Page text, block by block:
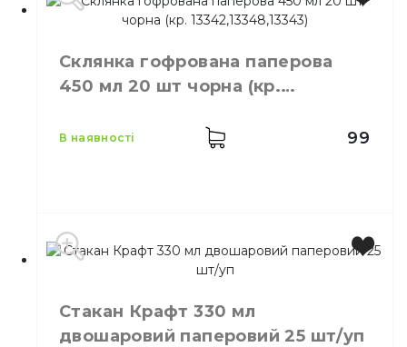
Виробник
Україна
Колір
Червоний
Кількість в упаковці
25,шт.
Склянка гофрована паперова
450 мл 20 шт чорна (кр.
Україна
Колір
Чорний
Кількість в упаковці
20,шт.
в наявності 99
Стакан Крафт 330 мл
двошаровий паперовий 25 шт/уп